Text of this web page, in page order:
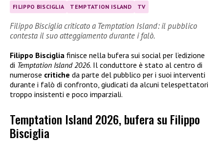
FILIPPO BISCIGLIA TEMPTATION ISLAND TV
Filippo Bisciglia criticato a Temptation Island: il pubblico
contesta il suo atteggiamento durante i falò.
Filippo Bisciglia finisce nella bufera sui social per l’edizione
di Temptation Island 2026. Il conduttore è stato al centro di
numerose critiche da parte del pubblico per i suoi interventi
durante i falò di confronto, giudicati da alcuni telespettatori
troppo insistenti e poco imparziali.
Temptation Island 2026, bufera su Filippo
Bisciglia